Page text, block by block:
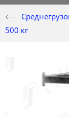
500 кг